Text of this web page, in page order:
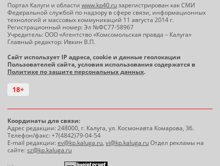
Портал Калуги и области www.kp40.ruзарегистрирован как СМИ
Федеральной службой по надзору в сфере связи, информационных
технологий и массовых коммуникаций 11 августа 2014 г.
Регистрационный номер: Эл №ФС77-58967
Учредитель: ООО «Агентство «Комсомольская правда – Калуга»
Главный редактор: Ивкин В.П.
Сайт использует IP адреса, cookie и данные геолокации
Пользователей сайта, условия использования содержатся в
Политике по защите персональных данных.
18+
Координаты для связи:
Адрес редакции: 248000, г. Калуга, ул. Космонавта Комарова, 36.
Телефон/факс: +7(4842)79-04-54
E-mail редакции:ev@kp.kaluga.ru, vi@kp.kaluga.ruОтдел рекламы на
сайте:sz@kp.kaluga.ru